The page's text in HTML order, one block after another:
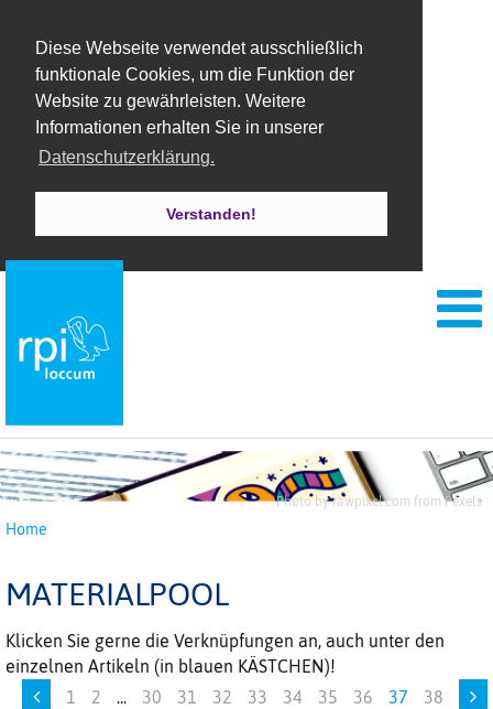
Diese Webseite verwendet ausschließlich
funktionale Cookies, um die Funktion der
Website zu gewährleisten. Weitere
Informationen erhalten Sie in unserer
Datenschutzerklärung.
Verstanden!
Photo by rawpixel.com from Pexels
Home
MATERIALPOOL
Klicken Sie gerne die Verknüpfungen an, auch unter den
einzelnen Artikeln (in blauen KÄSTCHEN)!
1
2 ... 30 31 32 33 34 35 36 37 38